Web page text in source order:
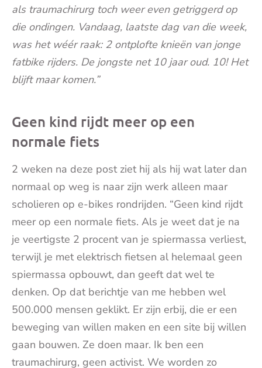
als traumachirurg toch weer even getriggerd op
die ondingen. Vandaag, laatste dag van die week,
was het wéér raak: 2 ontplofte knieën van jonge
fatbike rijders. De jongste net 10 jaar oud. 10! Het
blijft maar komen.”
Geen kind rijdt meer op een
normale fiets
2 weken na deze post ziet hij als hij wat later dan
normaal op weg is naar zijn werk alleen maar
scholieren op e-bikes rondrijden. “Geen kind rijdt
meer op een normale fiets. Als je weet dat je na
je veertigste 2 procent van je spiermassa verliest,
terwijl je met elektrisch fietsen al helemaal geen
spiermassa opbouwt, dan geeft dat wel te
denken. Op dat berichtje van me hebben wel
500.000 mensen geklikt. Er zijn erbij, die er een
beweging van willen maken en een site bij willen
gaan bouwen. Ze doen maar. Ik ben een
traumachirurg, geen activist. We worden zo